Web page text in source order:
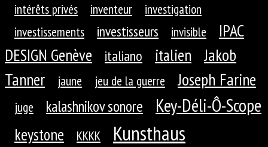
intérêts privés
inventeur
investigation
investissements
investisseurs invisible
IPAC
DESIGN Genève
italiano italien
Jakob
Tanner
jaune jeu de la guerre Joseph Farine
juge kalashnikov sonore Key-Déli-Ô-Scope
keystone KKKK Kunsthaus